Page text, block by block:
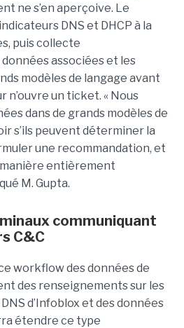
ne s’en aperçoive. Le
DNS et DHCP à la
puis collecte
associées et les
modèles de langage avant
n’ouvre un ticket. « Nous
dans de grands modèles de
s’ils peuvent déterminer la
une recommandation, et
entièrement
M. Gupta.
communiquant
C&C
workflow des données de
des renseignements sur les
d’Infoblox et des données
étendre ce type